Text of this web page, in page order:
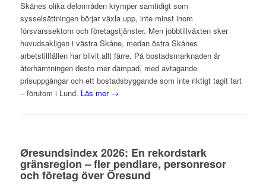
Skånes olika delområden krymper samtidigt som
sysselsättningen börjar växla upp, inte minst inom
försvarssektorn och företagstjänster. Men jobbtillväxten sker
huvudsakligen i västra Skåne, medan östra Skånes
arbetstillfällen har blivit allt färre. På bostadsmarknaden är
återhämtningen desto mer dämpad, med avtagande
prisuppgångar och ett bostadsbyggande som inte riktigt tagit fart
– förutom i Lund. Läs mer →
Øresundsindex 2026: En rekordstark
gränsregion – fler pendlare, personresor
och företag över Öresund